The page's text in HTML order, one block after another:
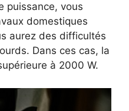
puissance, vous
domestiques
aurez des difficultés
Dans ces cas, la
à 2000 W.